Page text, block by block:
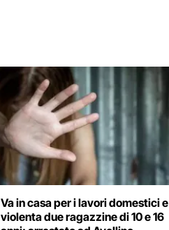
Va in casa per i lavori domestici e
violenta due ragazzine di 10 e 16